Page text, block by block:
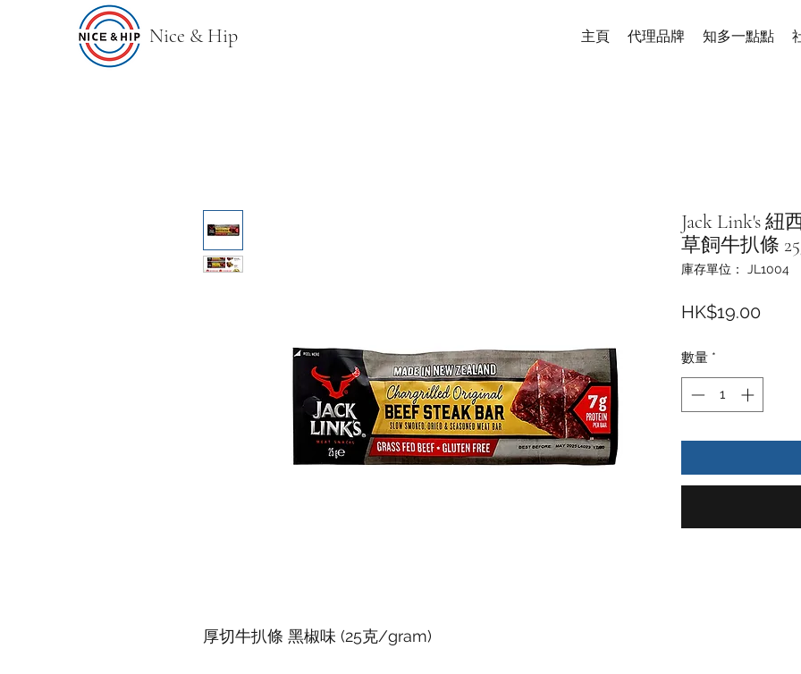
Nice & Hip 主頁 代理品牌 知多一點點
厚切牛扒條 黑椒味 (25克/gram)
Jack Link's
草飼牛扒條
庫存單位： JL1004
HK$19.00價
數量 *